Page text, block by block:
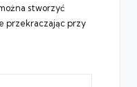
stworzyć
przekraczając przy